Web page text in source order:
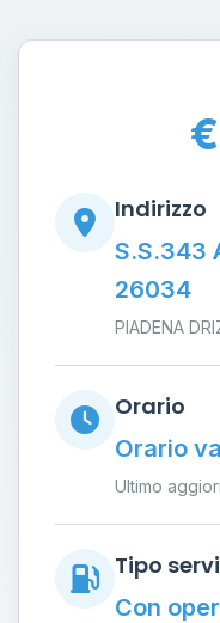
Indirizzo
S.S.343
26034
PIADENA
Orario
Orario
Ultimo
Tipo
Con